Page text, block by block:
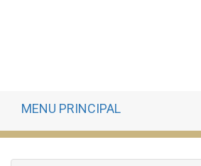
MENU PRINCIPAL